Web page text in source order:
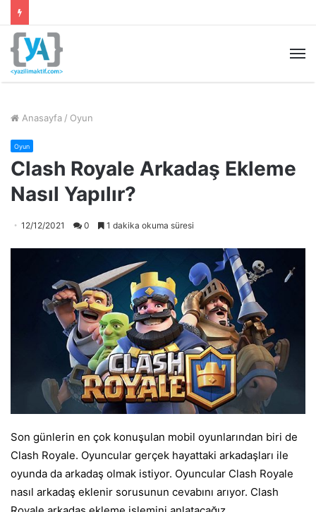
Anasayfa / Oyun
Oyun
Clash Royale Arkadaş Ekleme
Nasıl Yapılır?
12/12/2021 0 1 dakika okuma süresi
Son günlerin en çok konuşulan mobil oyunlarından biri de
Clash Royale. Oyuncular gerçek hayattaki arkadaşları ile
oyunda da arkadaş olmak istiyor. Oyuncular Clash Royale
nasıl arkadaş eklenir sorusunun cevabını arıyor. Clash